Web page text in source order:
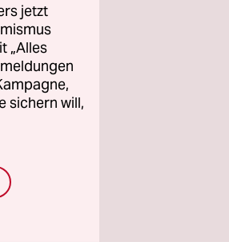
jetzt
„Alles
sichern will,